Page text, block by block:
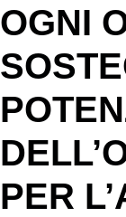
OGNI
PER